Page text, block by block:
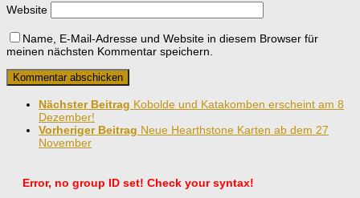
Website
Name, E-Mail-Adresse und Website in diesem Browser für
meinen nächsten Kommentar speichern.
Nächster Beitrag Kobolde und Katakomben erscheint am 8
Dezember!
Vorheriger Beitrag Neue Hearthstone Karten ab dem 27
November
Error, no group ID set! Check your syntax!